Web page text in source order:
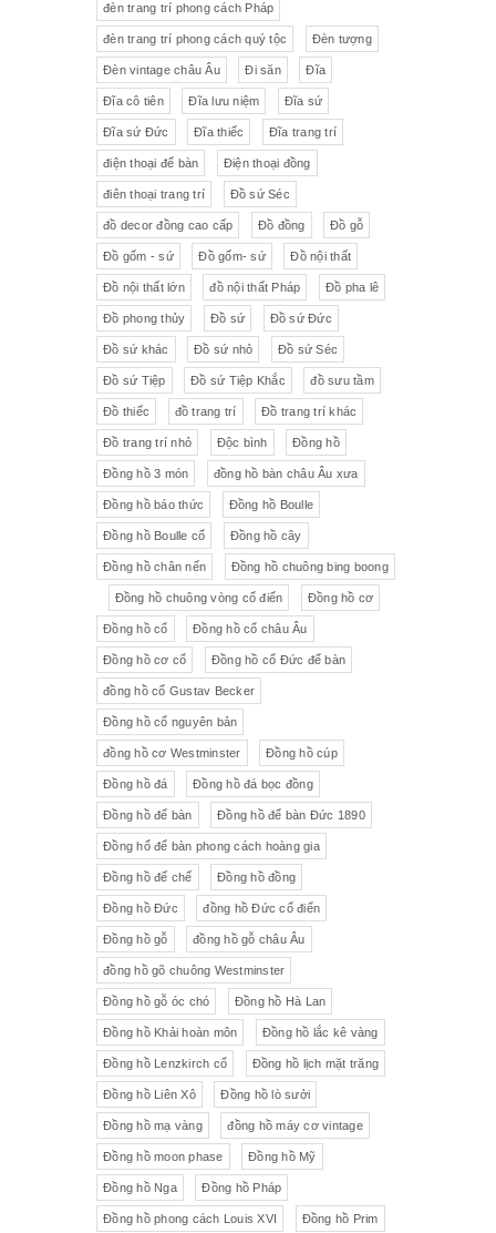
đèn trang trí phong cách Pháp
đèn trang trí phong cách quý tộc Đèn tượng
Đèn vintage châu Âu Đi săn Đĩa
Đĩa cô tiên Đĩa lưu niệm Đĩa sứ
Đĩa sứ Đức Đĩa thiếc Đĩa trang trí
điện thoại để bàn Điện thoại đồng
điên thoại trang trí Đồ sứ Séc
đồ decor đồng cao cấp Đồ đồng Đồ gỗ
Đồ gốm - sứ Đồ gốm- sứ Đồ nội thất
Đồ nội thất lớn đồ nội thất Pháp Đồ pha lê
Đồ phong thủy Đồ sứ Đồ sứ Đức
Đồ sứ khác Đồ sứ nhỏ Đồ sứ Séc
Đồ sứ Tiệp Đồ sứ Tiệp Khắc đồ sưu tầm
Đồ thiếc đồ trang trí Đồ trang trí khác
Đồ trang trí nhỏ Độc bình Đồng hồ
Đồng hồ 3 món đồng hồ bàn châu Âu xưa
Đồng hồ báo thức Đồng hồ Boulle
Đồng hồ Boulle cổ Đồng hồ cây
Đồng hồ chân nến Đồng hồ chuông bing boong
Đồng hồ chuông vòng cổ điển Đồng hồ cơ
Đồng hồ cổ Đồng hồ cổ châu Âu
Đồng hồ cơ cổ Đồng hồ cổ Đức để bàn
đồng hồ cổ Gustav Becker
Đồng hồ cổ nguyên bản
đồng hồ cơ Westminster Đồng hồ cúp
Đồng hồ đá Đồng hồ đá bọc đồng
Đồng hồ để bàn Đồng hồ để bàn Đức 1890
Đồng hổ để bàn phong cách hoàng gia
Đồng hồ đế chế Đồng hồ đồng
Đồng hồ Đức đồng hồ Đức cổ điển
Đồng hồ gỗ đồng hồ gỗ châu Âu
đồng hồ gõ chuông Westminster
Đồng hồ gỗ óc chó Đồng hồ Hà Lan
Đồng hồ Khải hoàn môn Đồng hồ lắc kê vàng
Đồng hồ Lenzkirch cổ Đồng hồ lịch mặt trăng
Đồng hồ Liên Xô Đồng hồ lò sưởi
Đồng hồ mạ vàng đồng hồ máy cơ vintage
Đồng hồ moon phase Đồng hồ Mỹ
Đồng hồ Nga Đồng hồ Pháp
Đồng hồ phong cách Louis XVI Đồng hồ Prim